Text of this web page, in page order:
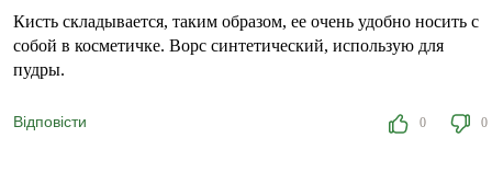
Кисть складывается, таким образом, ее очень удобно носить с
собой в косметичке. Ворс синтетический, использую для
пудры.
Відповісти 0 0